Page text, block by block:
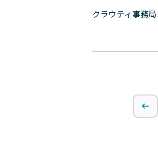
クラウティ事務局